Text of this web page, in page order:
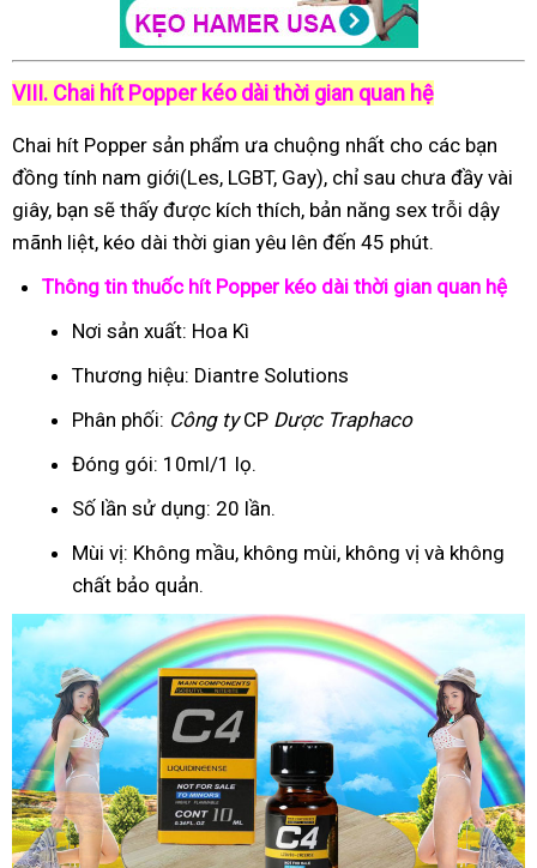
VIII. Chai hít Popper kéo dài thời gian quan hệ
Chai hít Popper sản phẩm ưa chuộng nhất cho các bạn
đồng tính nam giới(Les, LGBT, Gay), chỉ sau chưa đầy vài
giây, bạn sẽ thấy được kích thích, bản năng sex trỗi dậy
mãnh liệt, kéo dài thời gian yêu lên đến 45 phút.
Thông tin thuốc hít Popper kéo dài thời gian quan hệ
Nơi sản xuất: Hoa Kì
Thương hiệu: Diantre Solutions
Phân phối: Công tyCP Dược Traphaco
Đóng gói: 10ml/1 lọ.
Số lần sử dụng: 20 lần.
Mùi vị: Không mầu, không mùi, không vị và không
chất bảo quản.